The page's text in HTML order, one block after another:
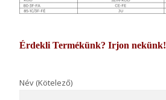
Érdekli Termékünk? Irjon nekünk!
Név (Kötelező)